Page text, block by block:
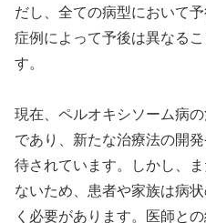
だし、全ての病型において
症例によって予後は異なる
す。
現在、ペルオキシソーム病
であり、新たな治療法の開
待されています。しかし、
ないため、患者や家族は病
く必要があります。医師と